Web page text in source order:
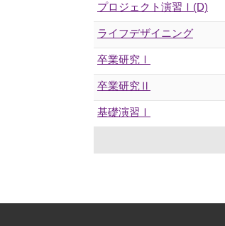
プロジェクト演習Ⅰ(D)
ライフデザイニング
卒業研究Ⅰ
卒業研究Ⅱ
基礎演習Ⅰ